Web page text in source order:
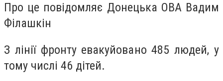
Про це повідомляє Донецька ОВА Вадим
Філашкін
З лінії фронту евакуйовано 485 людей, у
тому числі 46 дітей.